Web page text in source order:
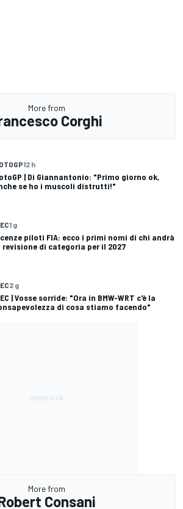
More from
Corghi
12 h
| Di Giannantonio: "Primo giorno ok,
se ho i muscoli distrutti!"
1 g
piloti FIA: ecco i primi nomi di chi andrà
revisione di categoria per il 2027
2 g
| Vosse sorride: "Ora in BMW-WRT c'è la
di cosa stiamo facendo"
More from
Consani